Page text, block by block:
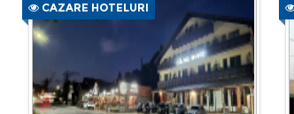
CAZARE HOTELURI